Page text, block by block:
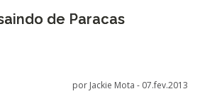
de Paracas
por Jackie Mota - 07.fev.2013